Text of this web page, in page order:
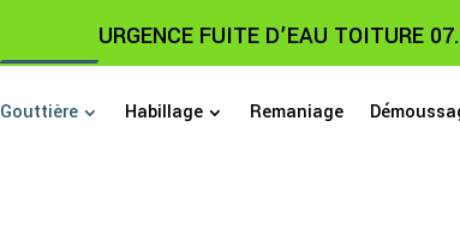
URGENCE FUITE D’EAU TOITURE
Gouttière Habillage Remaniage